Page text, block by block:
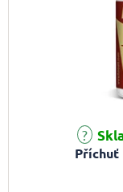
Příchuť